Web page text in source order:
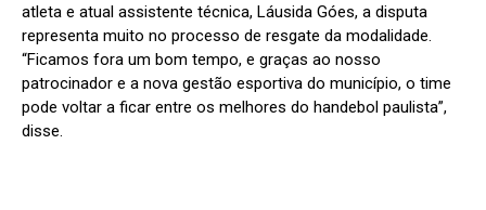
atleta e atual assistente técnica, Láusida Góes, a disputa
representa muito no processo de resgate da modalidade.
“Ficamos fora um bom tempo, e graças ao nosso
patrocinador e a nova gestão esportiva do município, o time
pode voltar a ficar entre os melhores do handebol paulista”,
disse.